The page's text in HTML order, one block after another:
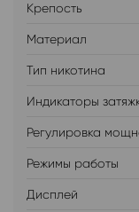
Крепость
Материал
Тип никотина
Индикаторы
Регулировка
Режимы работы
Дисплей